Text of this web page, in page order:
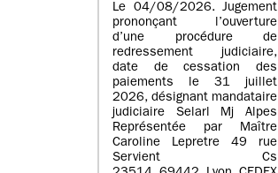
Le 04/08/2026. Jugement
prononçant l’ouverture
d’une procédure de
redressement judiciaire,
date de cessation des
paiements le 31 juillet
2026, désignant mandataire
judiciaire Selarl Mj Alpes
Représentée par Maître
Caroline Lepretre 49 rue
Servient Cs